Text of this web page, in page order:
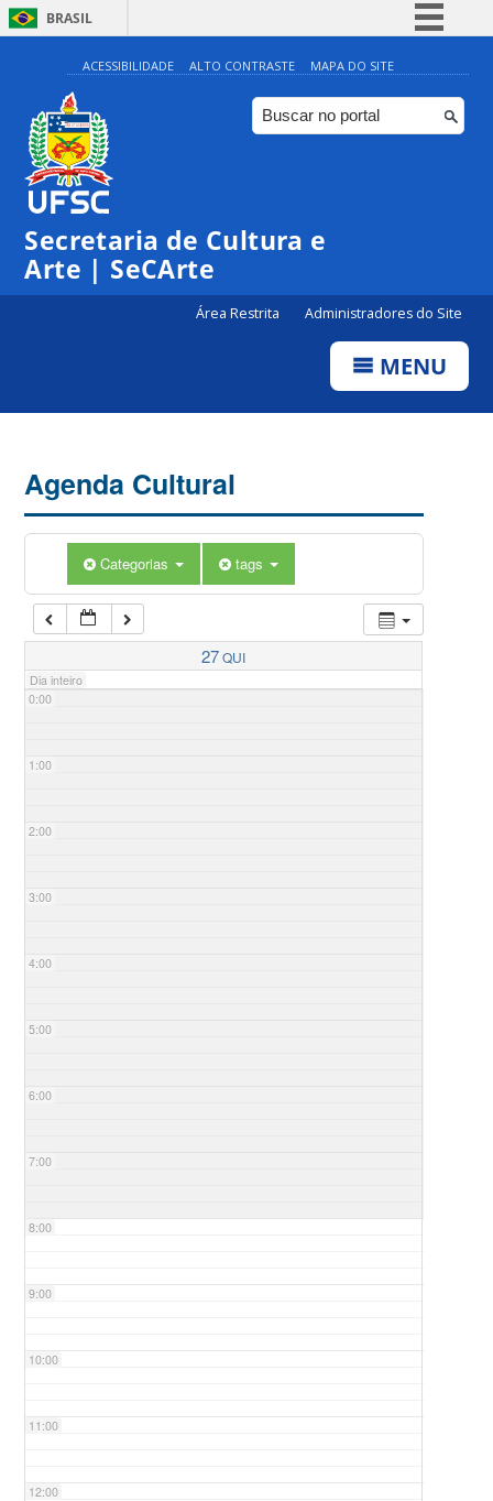
BRASIL
Simplifique!
Comunica BR
Participe
ACESSIBILIDADE ALTO CONTRASTE MAPA DO SITE
Secretaria de Cultura e
Arte | SeCArte
Área Restrita Administradores do Site
MENU
Agenda Cultural
Categorias tags
27QUI
Dia inteiro
0:00
1:00
2:00
3:00
4:00
5:00
6:00
7:00
8:00
9:00
10:00
11:00
12:00